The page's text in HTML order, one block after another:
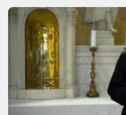
VÁDAK
ELCSENDESEDNEK,